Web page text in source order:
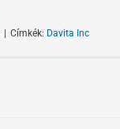
| Címkék: Davita Inc